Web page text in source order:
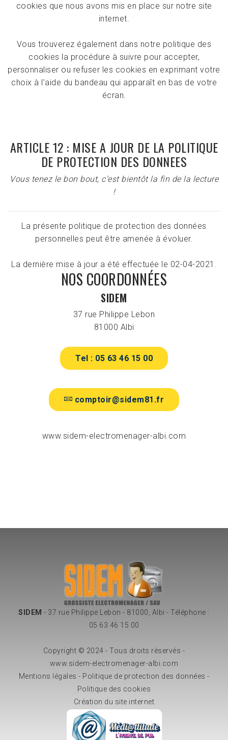
NOS COORDONNÉES
SIDEM
37 rue Philippe Lebon
81000 Albi
Tel : 05 63 46 15 00
comptoir@sidem81.fr
www.sidem-electromenager-albi.com
cookies que nous avons mis en place sur notre site
internet.
Vous trouverez également dans notre politique des
cookies la procédure à suivre pour accepter,
personnaliser ou refuser les cookies en exprimant votre
choix à l’aide du bandeau qui apparaît en bas de votre
écran.
ARTICLE 12 : MISE A JOUR DE LA POLITIQUE
DE PROTECTION DES DONNEES
Vous tenez le bon bout, c’est bientôt la fin de la lecture
!
La présente politique de protection des données
personnelles peut être amenée à évoluer.
La dernière mise à jour a été effectuée le 02-04-2021.
SIDEM - 37 rue Philippe Lebon - 81000 Albi - Téléphone :
05 63 46 15 00
Copyright © 2024 - Tous droits réservés -
www.sidem-electromenager-albi.com
Mentions légales - Politique de protection des données -
Politique des cookies
Création du site internet